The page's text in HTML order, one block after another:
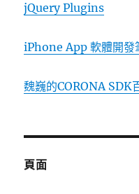
jQuery Plugins
iPhone App 軟體開發
魏巍的CORONA SDK
頁面